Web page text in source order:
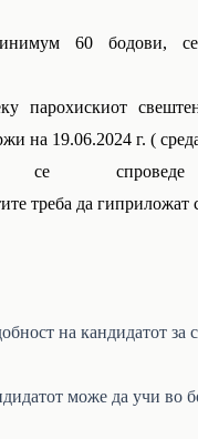
60 бодови,
парохискиот
на 19.06.2024 г. (
треба да гиприложат
на кандидатот за
може да учи